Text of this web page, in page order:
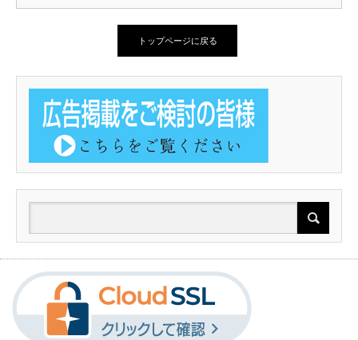
トップページに戻る